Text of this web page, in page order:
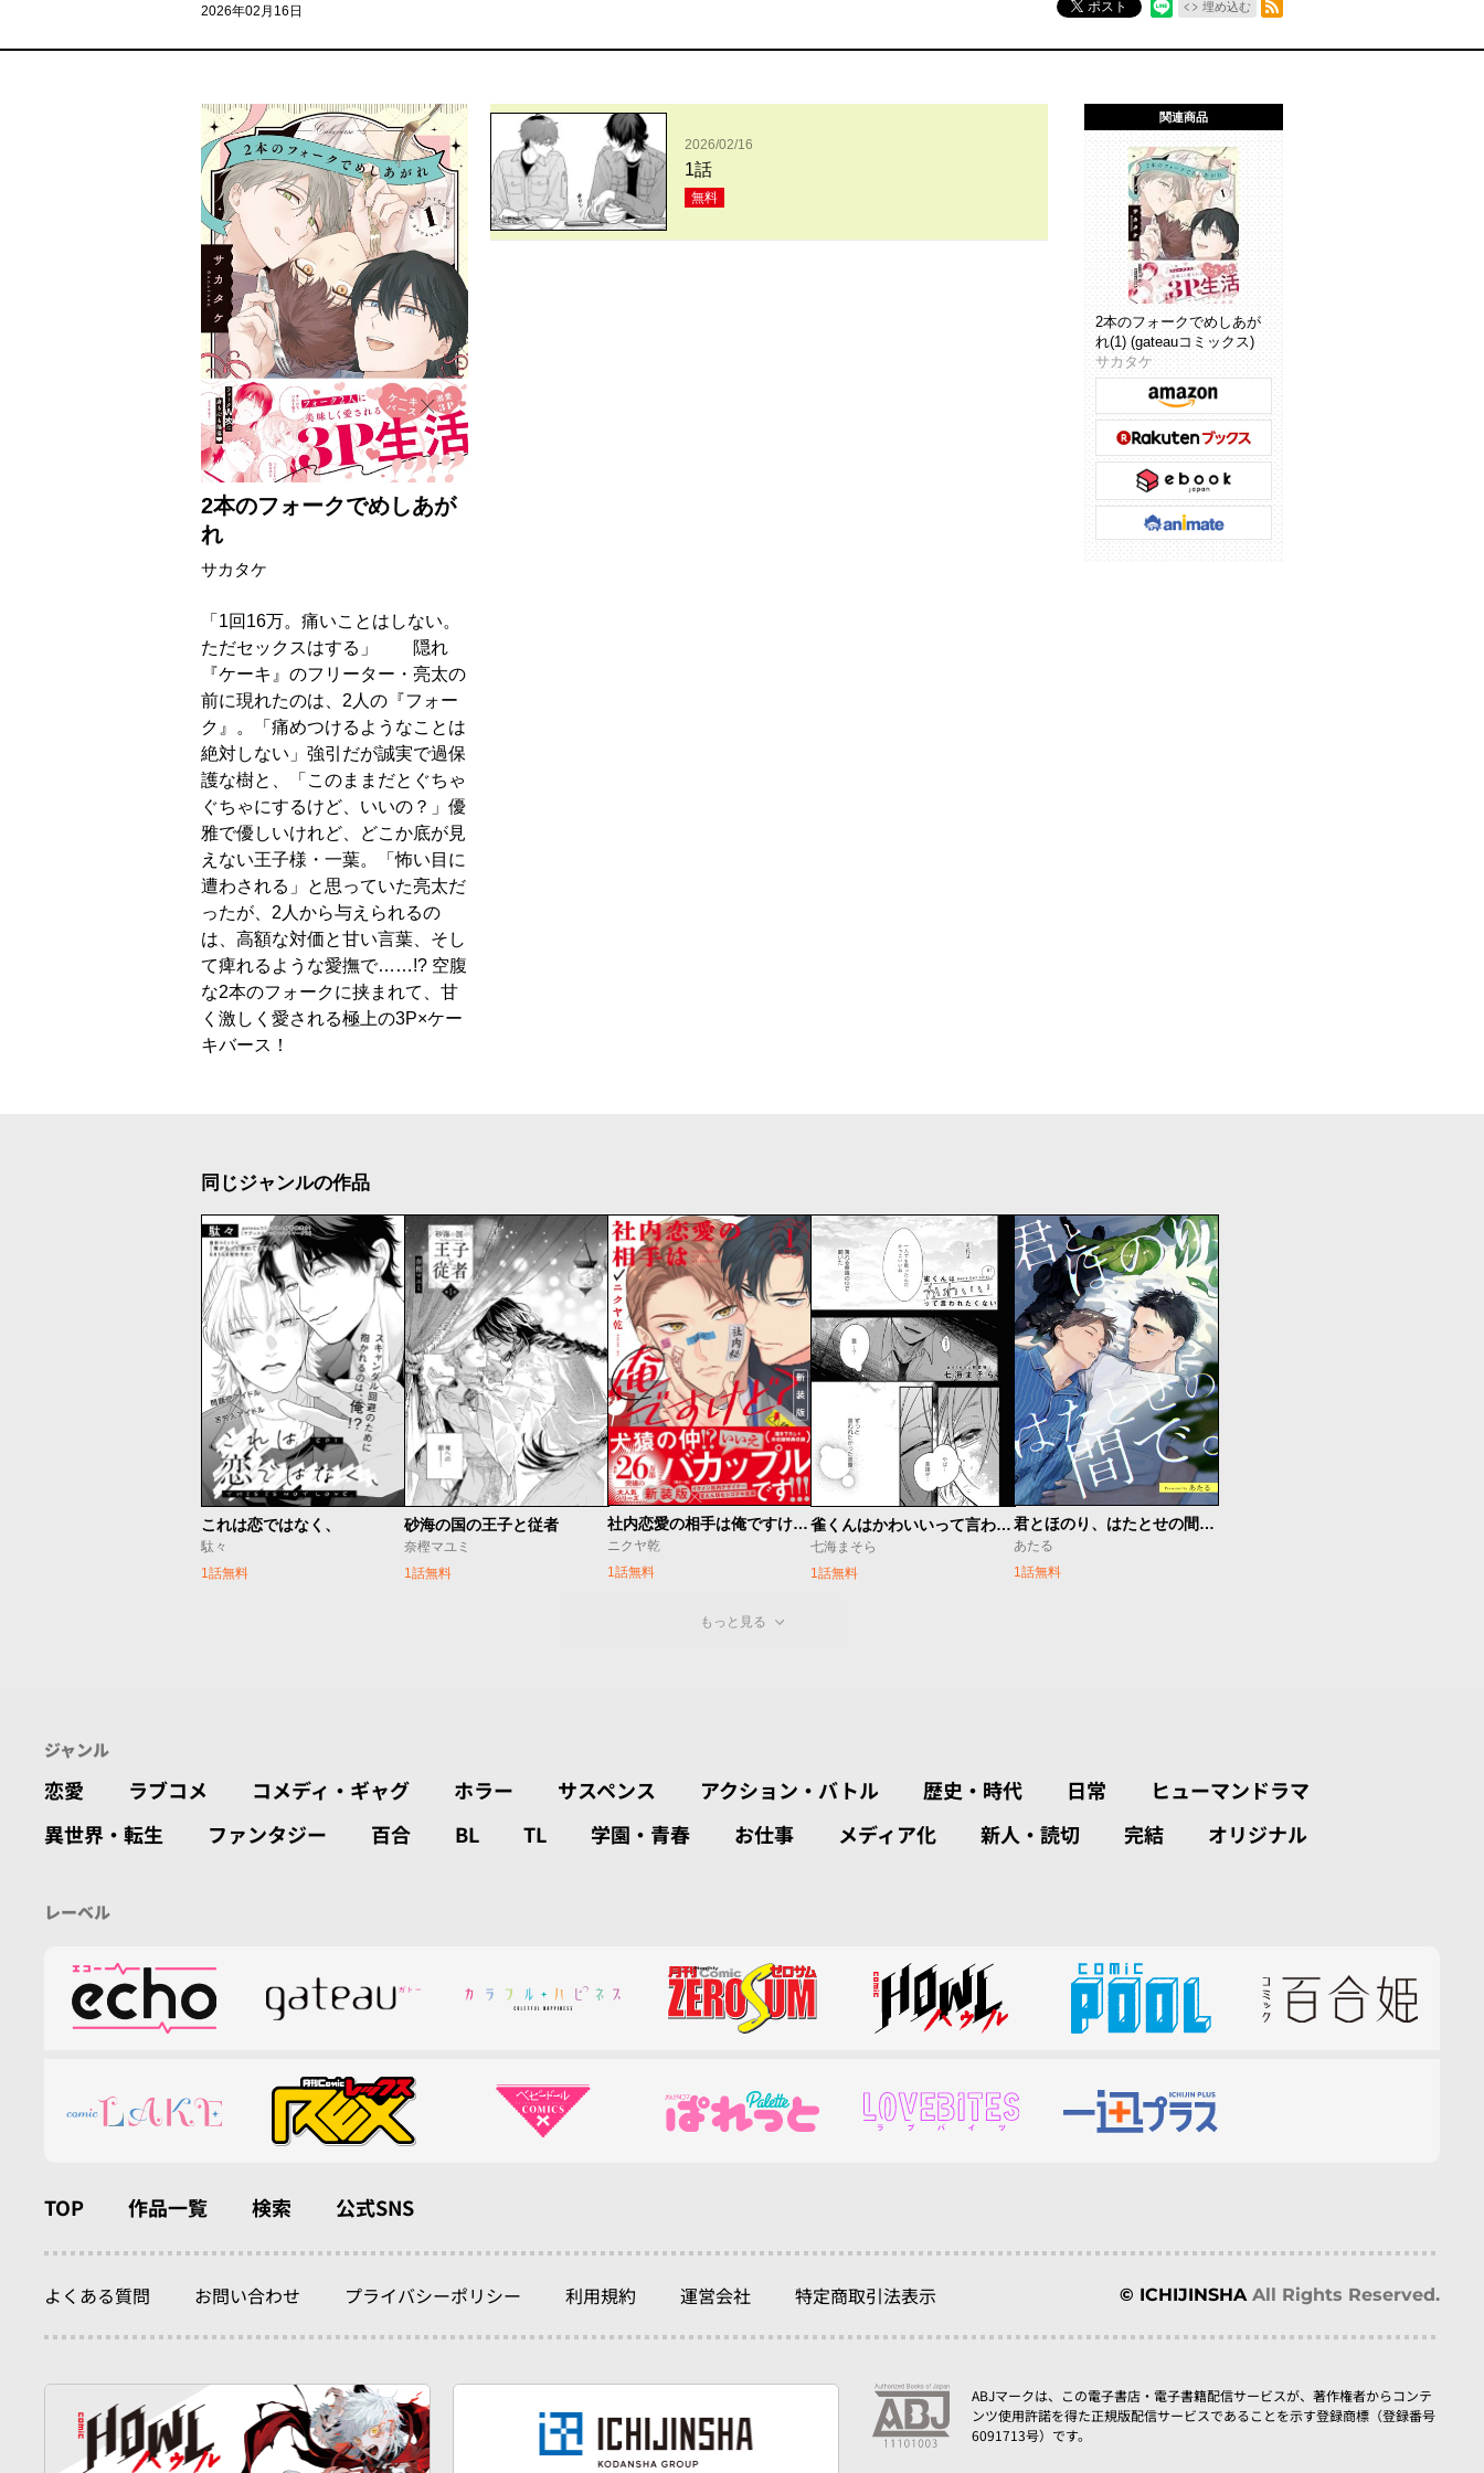
2026年02月16日 ポスト 埋め込む
2本のフォークでめしあが
れ
サカタケ
「1回16万。痛いことはしない。
ただセックスはする」 隠れ
『ケーキ』のフリーター・亮太の
前に現れたのは、2人の『フォー
ク』。「痛めつけるようなことは
絶対しない」強引だが誠実で過保
護な樹と、「このままだとぐちゃ
ぐちゃにするけど、いいの？」優
雅で優しいけれど、どこか底が見
えない王子様・一葉。「怖い目に
遭わされる」と思っていた亮太だ
ったが、2人から与えられるの
は、高額な対価と甘い言葉、そし
て痺れるような愛撫で……!? 空腹
な2本のフォークに挟まれて、甘
く激しく愛される極上の3P×ケー
キバース！
2026/02/16
1話
無料
関連商品
2本のフォークでめしあが
れ(1) (gateauコミックス)
サカタケ
同じジャンルの作品
これは恋ではなく、
駄々
1話無料
砂海の国の王子と従者
奈樫マユミ
1話無料
社内恋愛の相手は俺ですけど？ 新装版
ニクヤ乾
1話無料
雀くんはかわいいって言われたくない
七海まそら
1話無料
君とほのり、はたとせの間で。
あたる
1話無料
もっと見る
ジャンル
恋愛 ラブコメ コメディ・ギャグ ホラー サスペンス アクション・バトル 歴史・時代 日常
ヒューマンドラマ
異世界・転生
ファンタジー 百合 BL TL 学園・青春 お仕事 メディア化 新人・読切 完結 オリジナル
レーベル
TOP 作品一覧 検索 公式SNS
よくある質問 お問い合わせ プライバシーポリシー 利用規約 運営会社 特定商取引法表示 © ICHIJINSHA All Rights Reserved.
ABJマークは、この電子書店・電子書籍配信サービスが、著作権者からコンテ
ンツ使用許諾を得た正規版配信サービスであることを示す登録商標（登録番号
6091713号）です。